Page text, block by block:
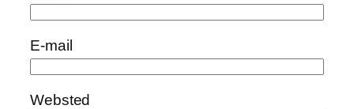
E-mail
Websted